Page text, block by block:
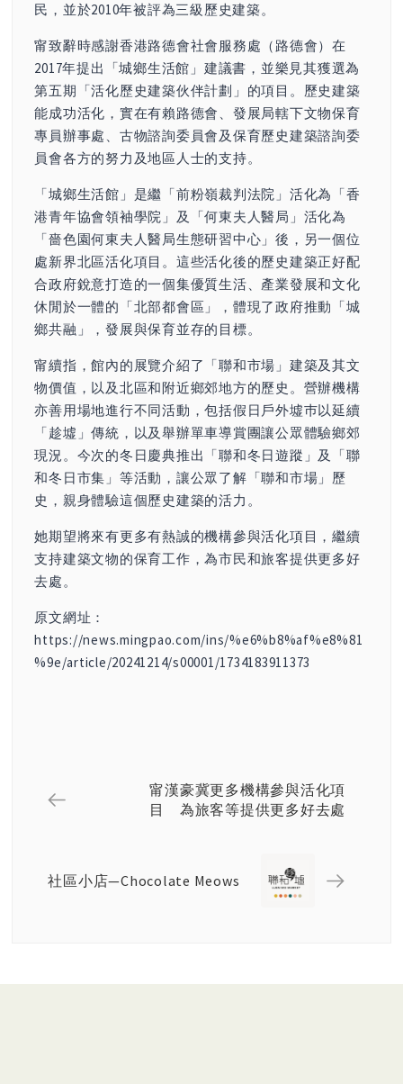
民，並於2010年被評為三級歷史建築。
甯致辭時感謝香港路德會社會服務處（路德會）在
2017年提出「城鄉生活館」建議書，並樂見其獲選為
第五期「活化歷史建築伙伴計劃」的項目。歷史建築
能成功活化，實在有賴路德會、發展局轄下文物保育
專員辦事處、古物諮詢委員會及保育歷史建築諮詢委
員會各方的努力及地區人士的支持。
「城鄉生活館」是繼「前粉嶺裁判法院」活化為「香
港青年協會領袖學院」及「何東夫人醫局」活化為
「嗇色園何東夫人醫局生態研習中心」後，另一個位
處新界北區活化項目。這些活化後的歷史建築正好配
合政府銳意打造的一個集優質生活、產業發展和文化
休閒於一體的「北部都會區」，體現了政府推動「城
鄉共融」，發展與保育並存的目標。
甯續指，館內的展覽介紹了「聯和市場」建築及其文
物價值，以及北區和附近鄉郊地方的歷史。營辦機構
亦善用場地進行不同活動，包括假日戶外墟巿以延續
「趁墟」傳統，以及舉辦單車導賞團讓公眾體驗鄉郊
現況。今次的冬日慶典推出「聯和冬日遊蹤」及「聯
和冬日市集」等活動，讓公眾了解「聯和市場」歷
史，親身體驗這個歷史建築的活力。
她期望將來有更多有熱誠的機構參與活化項目，繼續
支持建築文物的保育工作，為市民和旅客提供更多好
去處。
原文網址：
https://news.mingpao.com/ins/%e6%b8%af%e8%81
%9e/article/20241214/s00001/1734183911373
甯漢豪冀更多機構參與活化項
目 為旅客等提供更多好去處
社區小店—Chocolate Meows